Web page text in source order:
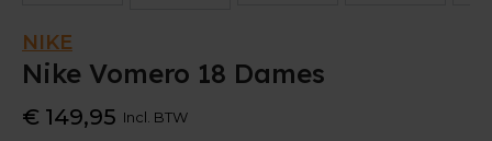
NIKE
Nike Vomero 18 Dames
€ 149,95 Incl. BTW